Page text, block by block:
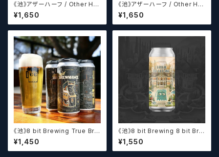
《池》アザーハーフ / Other Hal
f Brewing Hop Duos! - Citr
a + Galaxy 【クラフトビールシ
ザーズ】
¥1,650
《池》アザーハーフ / Other Hal
f Brewing Dank Ivy【クラフト
ビールシザーズ】
¥1,650
《池》8 bit Brewing True Bre
wmance (473ml) / トゥルー
ブルーマンス【クラフトビール】
¥1,450
《池》8 bit Brewing 8 bit Bre
wing Chateau De La Dank
WC DIPA (473ml) / シャトー・
ド・ラ・ダンク【クラフトビール】
¥1,550